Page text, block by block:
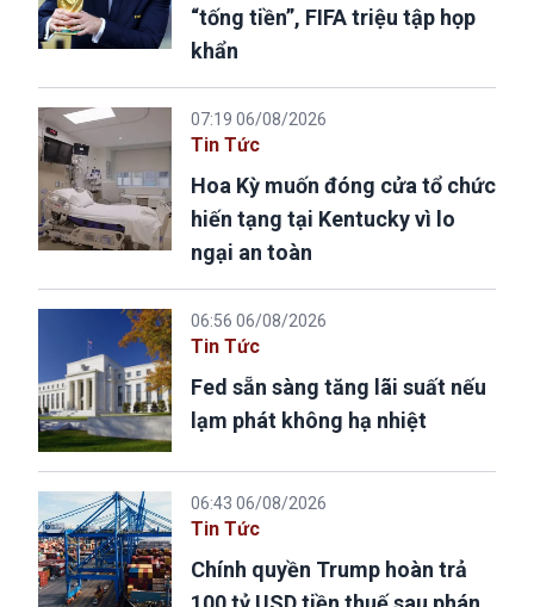
“tống tiền”, FIFA triệu tập họp
khẩn
07:19 06/08/2026
Tin Tức
Hoa Kỳ muốn đóng cửa tổ chức
hiến tạng tại Kentucky vì lo
ngại an toàn
06:56 06/08/2026
Tin Tức
Fed sẵn sàng tăng lãi suất nếu
lạm phát không hạ nhiệt
06:43 06/08/2026
Tin Tức
Chính quyền Trump hoàn trả